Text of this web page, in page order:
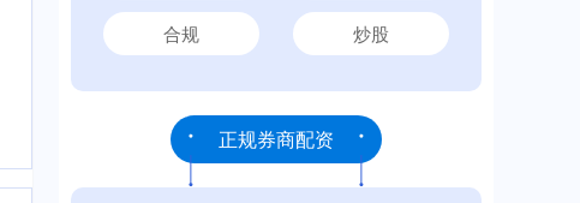
合规 炒股
正规券商配资